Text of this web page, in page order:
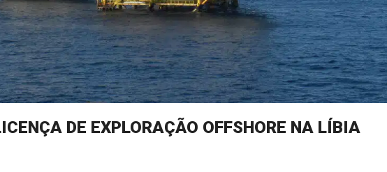
DE EXPLORAÇÃO OFFSHORE NA LÍBIA